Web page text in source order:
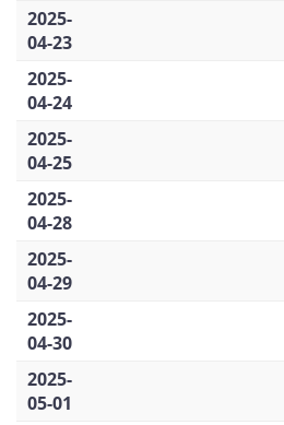
2025-
04-23
2025-
04-24
2025-
04-25
2025-
04-28
2025-
04-29
2025-
04-30
2025-
05-01